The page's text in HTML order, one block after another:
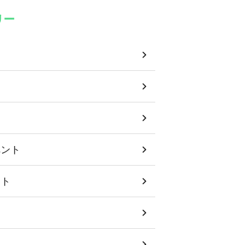
ー
ト